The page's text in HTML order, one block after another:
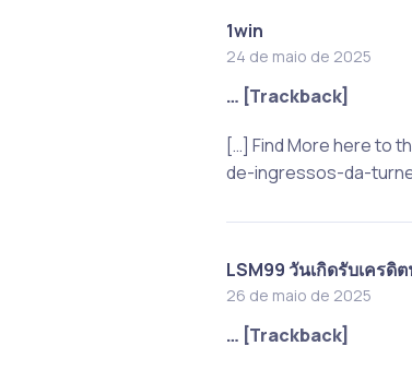
1win
24 de maio de 2025
… [Trackback]
[…] Find More here to
de-ingressos-da-
LSM99 วันเกิดรับเครดิ
26 de maio de 2025
… [Trackback]